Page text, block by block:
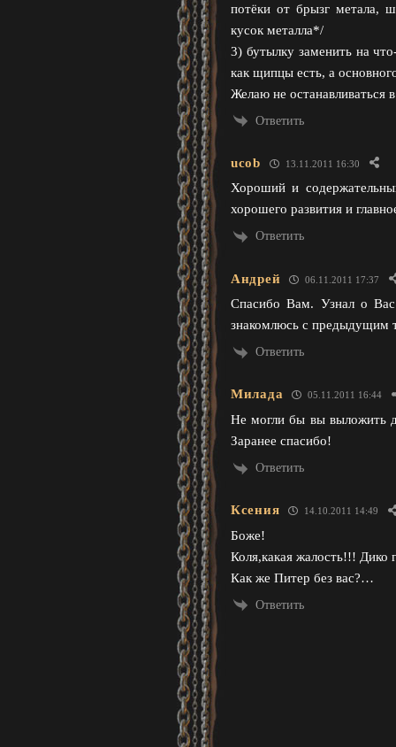
потёки от брызг метала,
кусок металла*/
3) бутылку заменить на
как щипцы есть, а
Желаю не останавливаться
Ответить
ucob 13.11.2011 16:30
Хороший и
хорошего развития и
Ответить
Андрей 06.11.2011 17:37
Спасибо Вам. Узнал о Вас
знакомлюсь с предыдущим
Ответить
Милада 05.11.2011 16:44
Не могли бы вы выложить
Заранее спасибо!
Ответить
Ксения 14.10.2011 14:49
Боже!
Коля,какая жалость!!!
Как же Питер без вас?…
Ответить